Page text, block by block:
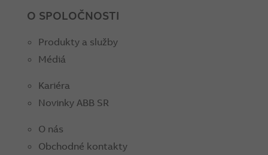
O SPOLOČNOSTI
Produkty a služby
Médiá
Kariéra
Novinky ABB SR
O nás
Obchodné kontakty